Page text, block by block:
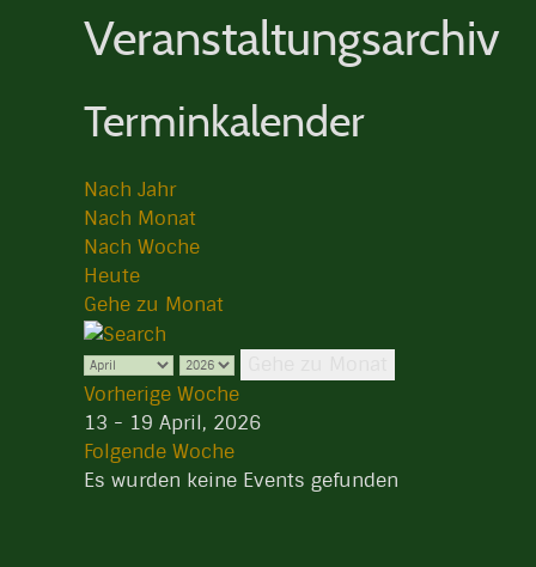
Veranstaltungsarchiv
Terminkalender
Nach Jahr
Nach Monat
Nach Woche
Heute
Gehe zu Monat
Vorherige Woche
13 - 19 April, 2026
Folgende Woche
Es wurden keine Events gefunden